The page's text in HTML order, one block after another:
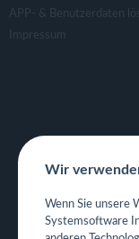
APP- & Benutzerdaten
Impressum
Wir
Wenn Sie unsere
Systemsoftware